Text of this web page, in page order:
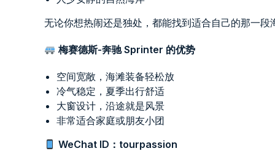
无论你想热闹还是独处，都能找到适合自己的那一段
梅赛德斯-奔驰 Sprinter 的优势
空间宽敞，海滩装备轻松放
冷气稳定，夏季出行舒适
大窗设计，沿途就是风景
非常适合家庭或朋友小团
WeChat ID：tourpassion